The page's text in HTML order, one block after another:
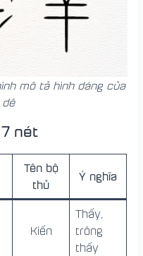
mô tả hình dáng của
nét
Tên bộ
thủ
Ý nghĩa
Kiến
Thấy,
trông
thấy